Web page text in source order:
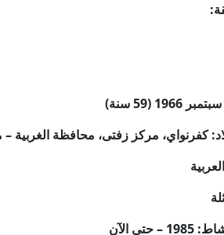
كفرنواي، مركز زفتى، محافظة الغربية
الآن